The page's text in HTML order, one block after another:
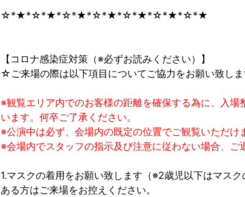
☆*★*☆*★*☆*★*☆*★*☆*★*☆*★*☆*★
【コロナ感染症対策（※必ずお読みください）】
☆ご来場の際は以下項目についてご協力をお願い致しま
※観覧エリア内でのお客様の距離を確保する為に、入
います。何卒ご了承ください。
※公演中は必ず、会場内の既定の位置でご観覧いただけ
※会場内でスタッフの指示及び注意に従わない場合、ご
1.マスクの着用をお願い致します（※2歳児以下はマス
ある方はご来場をお控えください。